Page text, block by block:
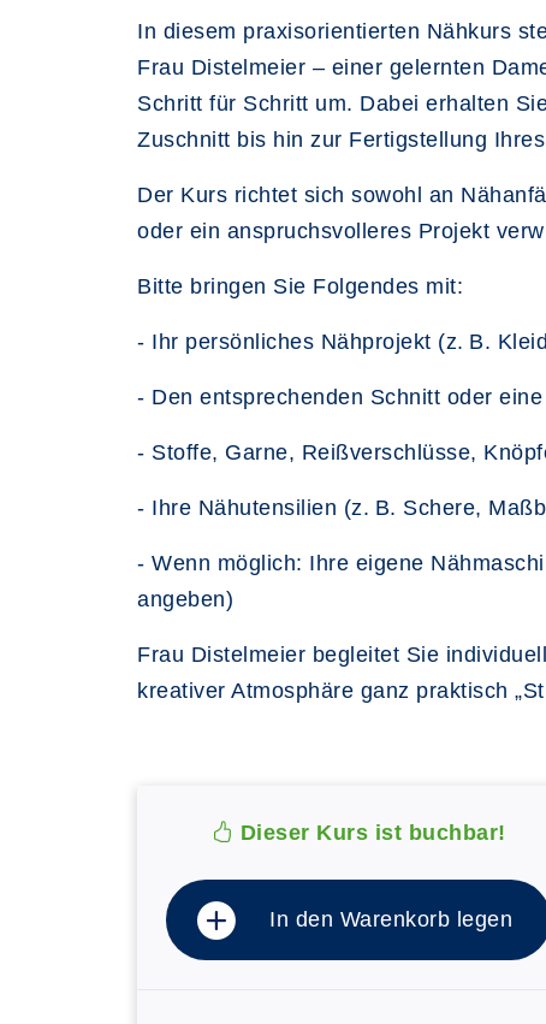
In diesem praxisorientierten Nähkurs
Frau Distelmeier – einer gelernten
Schritt für Schritt um. Dabei erhalten
Zuschnitt bis hin zur Fertigstellung
Der Kurs richtet sich sowohl an
oder ein anspruchsvolleres Projekt
Bitte bringen Sie Folgendes mit:
- Ihr persönliches Nähprojekt (z. B.
- Den entsprechenden Schnitt oder
- Stoffe, Garne, Reißverschlüsse,
- Ihre Nähutensilien (z. B. Schere,
- Wenn möglich: Ihre eigene
angeben)
Frau Distelmeier begleitet Sie
kreativer Atmosphäre ganz praktisch
Dieser Kurs ist buchbar!
In den Warenkorb legen